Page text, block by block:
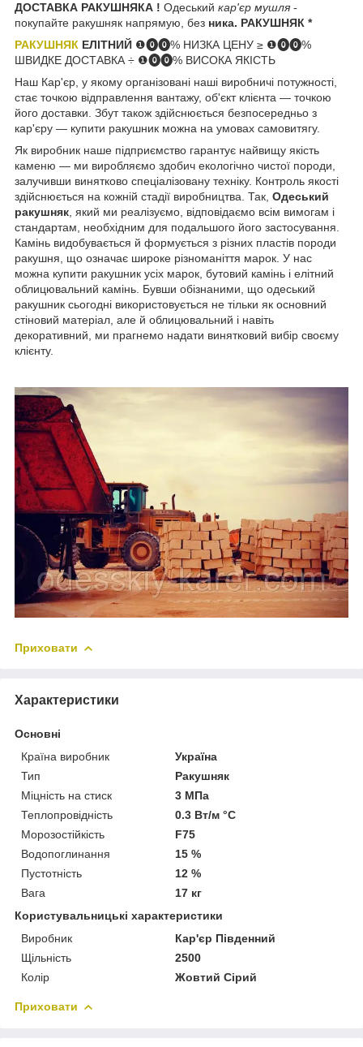
ДОСТАВКА РАКУШНЯКА ! Одеський кар'єр мушля -
покупайте ракушняк напрямую, без ника. РАКУШНЯК *
РАКУШНЯК ЕЛІТНИЙ ❶⓿⓿% НИЗКА ЦЕНУ ≥ ❶⓿⓿%
ШВИДКЕ ДОСТАВКА ÷ ❶⓿⓿% ВИСОКА ЯКІСТЬ
Наш Кар'єр, у якому організовані наші виробничі потужності,
стає точкою відправлення вантажу, об'єкт клієнта — точкою
його доставки. Збут також здійснюється безпосередньо з
кар'єру — купити ракушник можна на умовах самовитягу.
Як виробник наше підприємство гарантує найвищу якість
каменю — ми виробляємо здобич екологічно чистої породи,
залучивши винятково спеціалізовану техніку. Контроль якості
здійснюється на кожній стадії виробництва. Так, Одеський
ракушняк, який ми реалізуємо, відповідаємо всім вимогам і
стандартам, необхідним для подальшого його застосування.
Камінь видобувається й формується з різних пластів породи
ракушня, що означає широке різноманіття марок. У нас
можна купити ракушник усіх марок, бутовий камінь і елітний
облицювальний камінь. Бувши обізнаними, що одеський
ракушник сьогодні використовується не тільки як основний
стіновий матеріал, але й облицювальний і навіть
декоративний, ми прагнемо надати винятковий вибір своєму
клієнту.
Приховати
Характеристики
Основні
Країна виробник
Україна
Тип
Ракушняк
Міцність на стиск
3 МПа
Теплопровідність
0.3 Вт/м °С
Морозостійкість
F75
Водопоглинання
15 %
Пустотність
12 %
Вага
17 кг
Користувальницькі характеристики
Виробник
Кар'єр Південний
Щільність
2500
Колір
Жовтий Сірий
Приховати